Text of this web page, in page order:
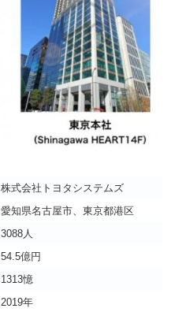
株式会社トヨタシステムズ
愛知県名古屋市、東京都港区
3088人
54.5億円
1313憶
2019年